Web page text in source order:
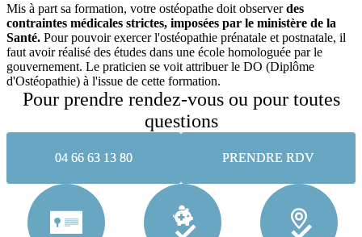
Mis à part sa formation, votre ostéopathe doit observerdes
contraintes médicales strictes, imposées par le ministère de la
Santé. Pour pouvoir exercer l'ostéopathie prénatale et postnatale, il
faut avoir réalisé des études dans une école homologuée par le
gouvernement. Le praticien se voit attribuer le DO (Diplôme
d'Ostéopathie) à l'issue de cette formation.
Pour prendre rendez-vous ou pour toutes
questions
04 66 63 13 80 PRENDRE RDV